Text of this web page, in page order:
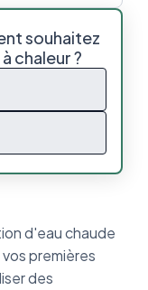
souhaitez
chaleur ?
d'eau chaude
premières
des
?
quel